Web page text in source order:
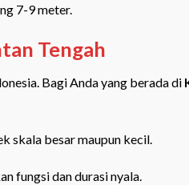
7-9 meter.
Tengah
Bagi Anda yang berada di
skala besar maupun kecil.
fungsi dan durasi nyala.